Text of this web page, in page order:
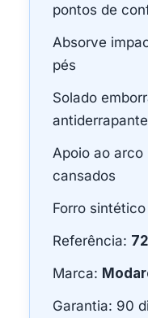
pontos de
Absorve
pés
Solado
antiderrapante
Apoio ao
cansados
Forro
Referência:
Marca:
Garantia: 90